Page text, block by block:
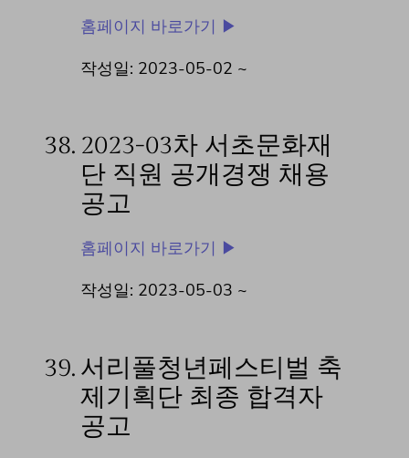
홈페이지 바로가기 ▶
작성일: 2023-05-02 ~
38. 2023-03차 서초문화재
단 직원 공개경쟁 채용
공고
홈페이지 바로가기 ▶
작성일: 2023-05-03 ~
39. 서리풀청년페스티벌 축
제기획단 최종 합격자
공고